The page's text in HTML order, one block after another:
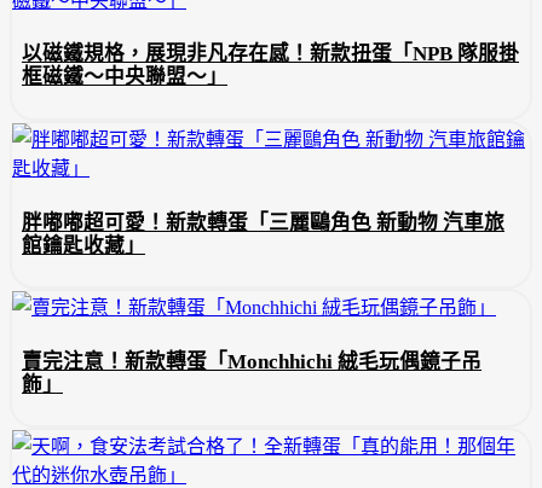
以磁鐵規格，展現非凡存在感！新款扭蛋「NPB 隊服掛
框磁鐵～中央聯盟～」
胖嘟嘟超可愛！新款轉蛋「三麗鷗角色 新動物 汽車旅
館鑰匙收藏」
賣完注意！新款轉蛋「Monchhichi 絨毛玩偶鏡子吊
飾」